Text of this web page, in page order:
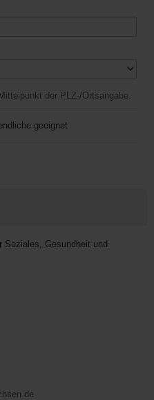
der PLZ-/Ortsangabe.
geeignet
Gesundheit und